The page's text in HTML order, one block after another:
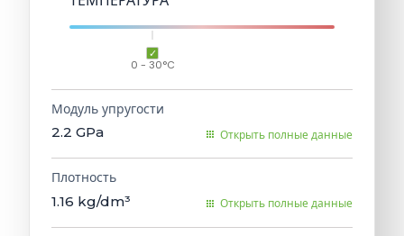
0 - 30°C
Модуль упругости
2.2 GPa Открыть полные данные
Плотность
1.16 kg/dm³ Открыть полные данные